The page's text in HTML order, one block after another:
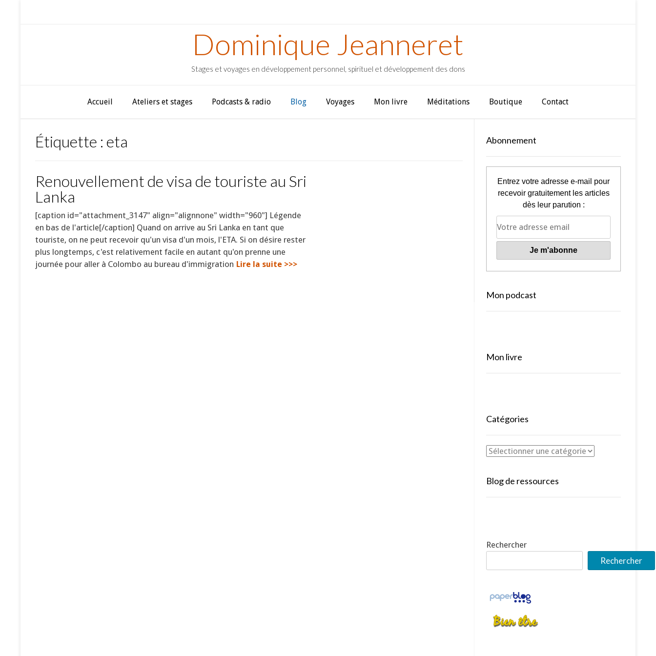
Dominique Jeanneret
Stages et voyages en développement personnel, spirituel et développement des dons
Accueil Ateliers et stages Podcasts & radio Blog Voyages Mon livre Méditations Boutique Contact
Étiquette : eta
Renouvellement de visa de touriste au Sri
Lanka
[caption id="attachment_3147" align="alignnone" width="960"] Légende
en bas de l'article[/caption] Quand on arrive au Sri Lanka en tant que
touriste, on ne peut recevoir qu'un visa d'un mois, l'ETA. Si on désire rester
plus longtemps, c'est relativement facile en autant qu'on prenne une
journée pour aller à Colombo au bureau d'immigration Lire la suite >>>
Abonnement
Entrez votre adresse e-mail pour
recevoir gratuitement les articles
dès leur parution :
Mon podcast
Mon livre
Catégories
Blog de ressources
Rechercher
Rechercher